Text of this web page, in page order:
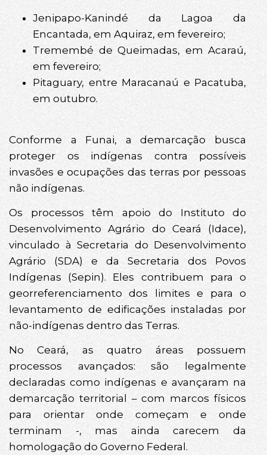
Jenipapo-Kanindé da Lagoa da
Encantada, em Aquiraz, em fevereiro;
Tremembé de Queimadas, em Acaraú,
em fevereiro;
Pitaguary, entre Maracanaú e Pacatuba,
em outubro.
Conforme a Funai, a demarcação busca
proteger os indígenas contra possíveis
invasões e ocupações das terras por pessoas
não indígenas.
Os processos têm apoio do Instituto do
Desenvolvimento Agrário do Ceará (Idace),
vinculado à Secretaria do Desenvolvimento
Agrário (SDA) e da Secretaria dos Povos
Indígenas (Sepin). Eles contribuem para o
georreferenciamento dos limites e para o
levantamento de edificações instaladas por
não-indígenas dentro das Terras.
No Ceará, as quatro áreas possuem
processos avançados: são legalmente
declaradas como indígenas e avançaram na
demarcação territorial – com marcos físicos
para orientar onde começam e onde
terminam -, mas ainda carecem da
homologação do Governo Federal.